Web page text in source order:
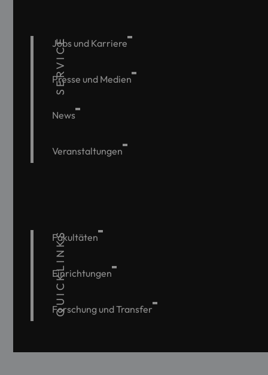
SERVICE
Jobs und Karriere
Presse und Medien
News
Veranstaltungen
QUICKLINKS
Fakultäten
Einrichtungen
Forschung und Transfer